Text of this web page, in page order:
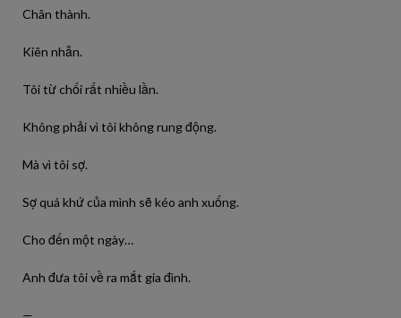
Chân thành.
Kiên nhẫn.
Tôi từ chối rất nhiều lần.
Không phải vì tôi không rung động.
Mà vì tôi sợ.
Sợ quá khứ của mình sẽ kéo anh xuống.
Cho đến một ngày…
Anh đưa tôi về ra mắt gia đình.
—